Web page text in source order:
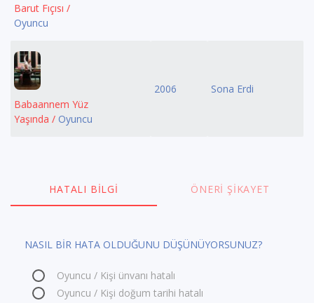
Barut Fıçısı /
Oyuncu
Babaannem Yüz
Yaşında / Oyuncu
2006 Sona Erdi
HATALI BILGI ÖNERI ŞIKAYET
NASIL BİR HATA OLDUĞUNU DÜŞÜNÜYORSUNUZ?
Oyuncu / Kişi ünvanı hatalı
Oyuncu / Kişi doğum tarihi hatalı